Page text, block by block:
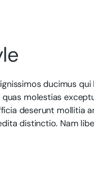
ducimus
molestias
deserunt mollitia
distinctio. Nam